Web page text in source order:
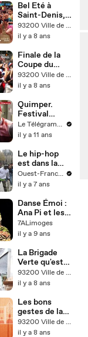
Bel Eté à
Saint-Denis,
le village
estival vous
93200 Ville de Saint-Denis
il y a 8 ans
Finale de la
Coupe du
Monde 2018,
20 ans après
Saint-Denis
93200 Ville de Saint-Denis
il y a 8 ans
Quimper.
Festival
Cultures hip-
hop :
dance d'Art
Move
Concept
Le Télégramme
il y a 11 ans
Le hip-hop
est dans la
place avec le
danseur
Ouest-France.fr
il y a 7 ans
Danse Émoi :
Ana Pi et les
danses
urbaines
7ALimoges
il y a 9 ans
La Brigade
Verte qu'est-
ce que c'est ?93200 Ville de Saint-Denis
il y a 8 ans
Les bons
gestes de la
propreté, les
Dépôts
93200 Ville de Saint-Denis
il y a 8 ans